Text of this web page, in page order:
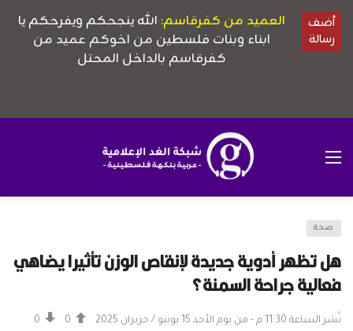
صحة
هل تظهر أدوية جديدة لإنقاص الوزن تأثيرا يضاهي
فعالية جراحة السمنة؟
نُشر الساعة 11:30 م - من يوم الأحد 15 يونيو / حزيران 2025 0
0